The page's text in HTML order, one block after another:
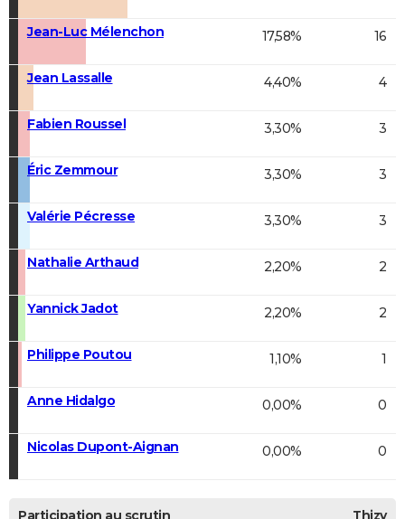
Jean-Luc Mélenchon 17,58% 16
Jean Lassalle 4,40% 4
Fabien Roussel 3,30% 3
Éric Zemmour 3,30% 3
Valérie Pécresse 3,30% 3
Nathalie Arthaud 2,20% 2
Yannick Jadot 2,20% 2
Philippe Poutou 1,10% 1
Anne Hidalgo 0,00% 0
Nicolas Dupont-Aignan 0,00% 0
Participation au scrutin Thizy